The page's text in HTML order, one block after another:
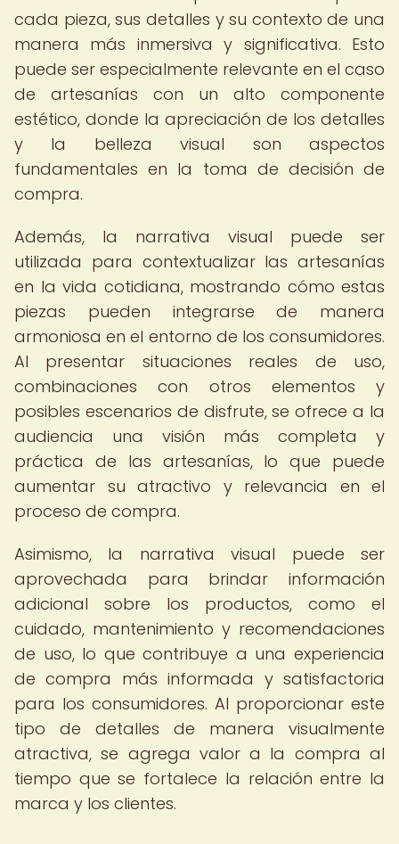
cada pieza, sus detalles y su contexto de una
manera más inmersiva y significativa. Esto
puede ser especialmente relevante en el caso
de artesanías con un alto componente
estético, donde la apreciación de los detalles
y la belleza visual son aspectos
fundamentales en la toma de decisión de
compra.
Además, la narrativa visual puede ser
utilizada para contextualizar las artesanías
en la vida cotidiana, mostrando cómo estas
piezas pueden integrarse de manera
armoniosa en el entorno de los consumidores.
Al presentar situaciones reales de uso,
combinaciones con otros elementos y
posibles escenarios de disfrute, se ofrece a la
audiencia una visión más completa y
práctica de las artesanías, lo que puede
aumentar su atractivo y relevancia en el
proceso de compra.
Asimismo, la narrativa visual puede ser
aprovechada para brindar información
adicional sobre los productos, como el
cuidado, mantenimiento y recomendaciones
de uso, lo que contribuye a una experiencia
de compra más informada y satisfactoria
para los consumidores. Al proporcionar este
tipo de detalles de manera visualmente
atractiva, se agrega valor a la compra al
tiempo que se fortalece la relación entre la
marca y los clientes.